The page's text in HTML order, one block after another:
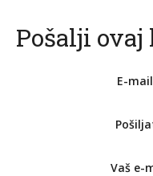
Pošalji
E-
Vaš e-